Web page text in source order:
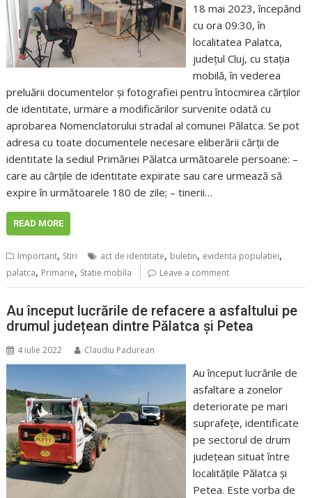
18 mai 2023, începând
cu ora 09:30, în
localitatea Palatca,
județul Cluj, cu stația
mobilă, în vederea
preluării documentelor și fotografiei pentru întocmirea cărților
de identitate, urmare a modificărilor survenite odată cu
aprobarea Nomenclatorului stradal al comunei Pălatca. Se pot
adresa cu toate documentele necesare eliberării cărții de
identitate la sediul Primăriei Pălatca următoarele persoane: –
care au cărțile de identitate expirate sau care urmează să
expire în următoarele 180 de zile; – tinerii…
READ MORE
Important, Stiri act de identitate, buletin, evidenta populatiei,
palatca, Primarie, Statie mobila Leave a comment
Au început lucrările de refacere a asfaltului pe
drumul județean dintre Pălatca și Petea
4 iulie 2022 Claudiu Padurean
Au început lucrările de
asfaltare a zonelor
deteriorate pe mari
suprafețe, identificate
pe sectorul de drum
județean situat între
localitățile Pălatca și
Petea. Este vorba de